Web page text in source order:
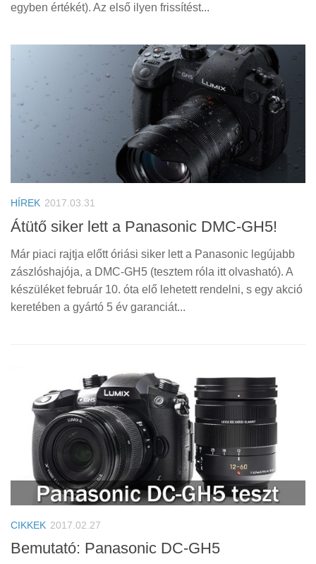
egyben értékét). Az első ilyen frissítést...
HÍREK 2017.03.31
Átütő siker lett a Panasonic DMC-GH5!
Már piaci rajtja előtt óriási siker lett a Panasonic legújabb
zászlóshajója, a DMC-GH5 (tesztem róla itt olvasható). A
készüléket február 10. óta elő lehetett rendelni, s egy akció
keretében a gyártó 5 év garanciát...
CIKKEK 2017.02.27
Bemutató: Panasonic DC-GH5